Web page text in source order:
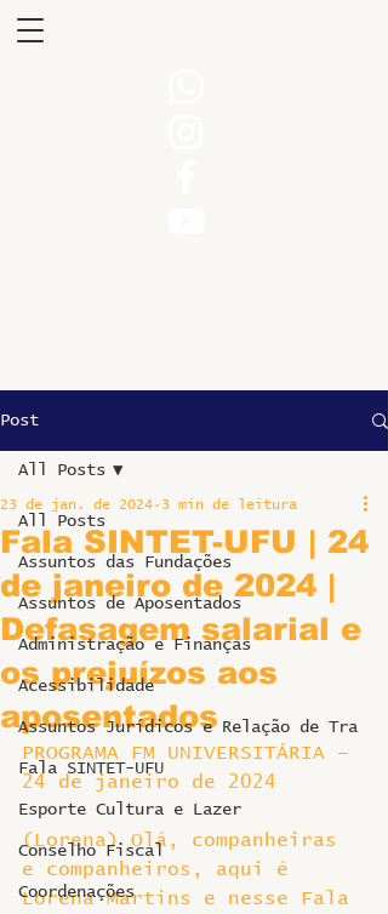
Post
All Posts
Assuntos das Fundações
Assuntos de Aposentados
Administração e Finanças
Acessibilidade
Assuntos Jurídicos e Relação de Tra
Fala SINTET-UFU
Esporte Cultura e Lazer
Conselho Fiscal
Coordenações
All Posts
Fala SINTET-UFU | 24
de janeiro de 2024 |
Defasagem salarial e
os prejuízos aos
aposentados
23 de jan. de 2024 3 min de leitura
PROGRAMA FM UNIVERSITÁRIA –
24 de janeiro de 2024
(Lorena) Olá, companheiras
e companheiros, aqui é
Lorena Martins e nesse Fala